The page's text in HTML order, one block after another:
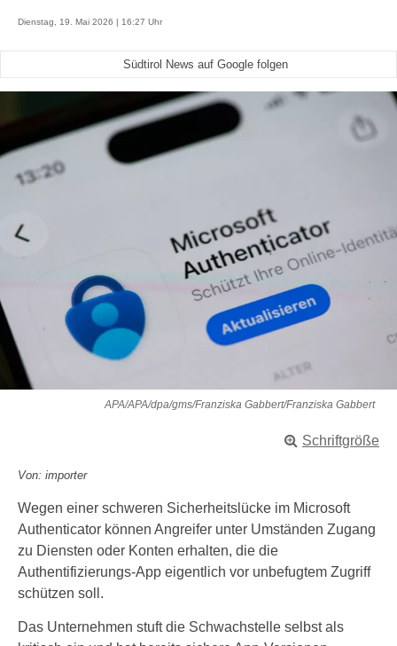
Dienstag, 19. Mai 2026 | 16:27 Uhr
Südtirol News auf Google folgen
APA/APA/dpa/gms/Franziska Gabbert/Franziska Gabbert
Schriftgröße
Von: importer
Wegen einer schweren Sicherheitslücke im Microsoft
Authenticator können Angreifer unter Umständen Zugang
zu Diensten oder Konten erhalten, die die
Authentifizierungs-App eigentlich vor unbefugtem Zugriff
schützen soll.
Das Unternehmen stuft die Schwachstelle selbst als